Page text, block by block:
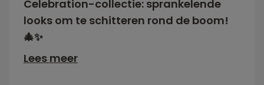
Celebration-collectie: sprankelende
looks om te schitteren rond de boom!
🎄✨
Lees meer